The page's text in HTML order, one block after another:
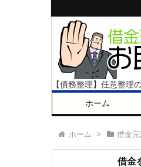
【債務整理】任意整理
ホーム
ホーム > 借金
借金